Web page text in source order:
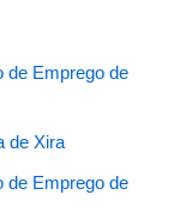
de Emprego de
de Xira
de Emprego de